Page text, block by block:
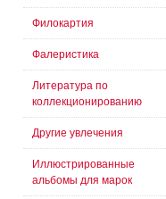
Филокартия
Фалеристика
Литература по
коллекционированию
Другие увлечения
Иллюстрированные
альбомы для марок